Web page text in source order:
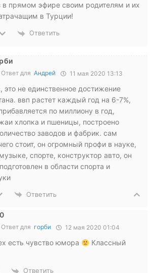
в прямом эфире своим родителям и их
в Турции!
Ответить
Ответ для Андрей 11 мая 2020 13:13
это не единственное достижение
ввп растет каждый год на 6-7%,
по миллиону в год,
хлопка и пшеницы, построено
заводов и фабрик. сам
стоит, он огромный профи в науке,
спорте, конструктор авто, он
в области спорта и
Ответить
Ответ для горби 12 мая 2020 01:04
есть чувство юмора
Классный
Ответить